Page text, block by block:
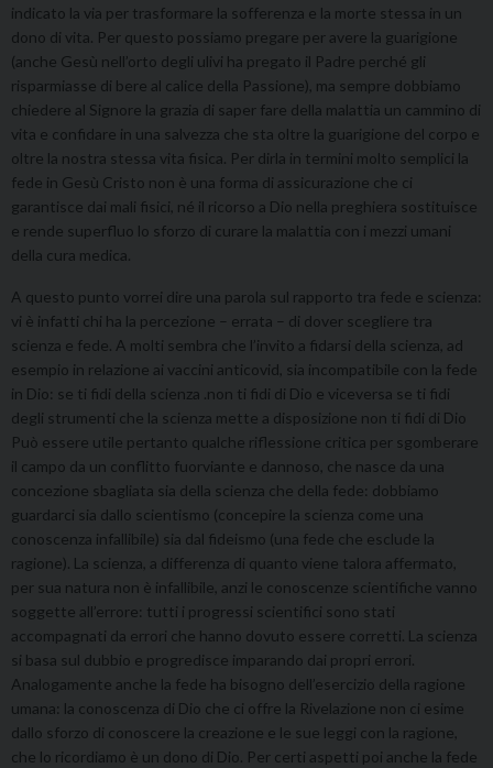
indicato la via per trasformare la sofferenza e la morte stessa in un
dono di vita. Per questo possiamo pregare per avere la guarigione
(anche Gesù nell’orto degli ulivi ha pregato il Padre perché gli
risparmiasse di bere al calice della Passione), ma sempre dobbiamo
chiedere al Signore la grazia di saper fare della malattia un cammino di
vita e confidare in una salvezza che sta oltre la guarigione del corpo e
oltre la nostra stessa vita fisica. Per dirla in termini molto semplici la
fede in Gesù Cristo non è una forma di assicurazione che ci
garantisce dai mali fisici, né il ricorso a Dio nella preghiera sostituisce
e rende superfluo lo sforzo di curare la malattia con i mezzi umani
della cura medica.
A questo punto vorrei dire una parola sul rapporto tra fede e scienza:
vi è infatti chi ha la percezione – errata – di dover scegliere tra
scienza e fede. A molti sembra che l’invito a fidarsi della scienza, ad
esempio in relazione ai vaccini anticovid, sia incompatibile con la fede
in Dio: se ti fidi della scienza .non ti fidi di Dio e viceversa se ti fidi
degli strumenti che la scienza mette a disposizione non ti fidi di Dio
Può essere utile pertanto qualche riflessione critica per sgomberare
il campo da un conflitto fuorviante e dannoso, che nasce da una
concezione sbagliata sia della scienza che della fede: dobbiamo
guardarci sia dallo scientismo (concepire la scienza come una
conoscenza infallibile) sia dal fideismo (una fede che esclude la
ragione). La scienza, a differenza di quanto viene talora affermato,
per sua natura non è infallibile, anzi le conoscenze scientifiche vanno
soggette all’errore: tutti i progressi scientifici sono stati
accompagnati da errori che hanno dovuto essere corretti. La scienza
si basa sul dubbio e progredisce imparando dai propri errori.
Analogamente anche la fede ha bisogno dell’esercizio della ragione
umana: la conoscenza di Dio che ci offre la Rivelazione non ci esime
dallo sforzo di conoscere la creazione e le sue leggi con la ragione,
che lo ricordiamo è un dono di Dio. Per certi aspetti poi anche la fede